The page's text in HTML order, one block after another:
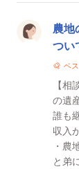
農地
つい
ベ
【
の遺産
誰も
収入があります
・農
と弟